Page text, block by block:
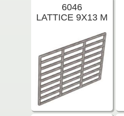
6046
LATTICE 9X13 M